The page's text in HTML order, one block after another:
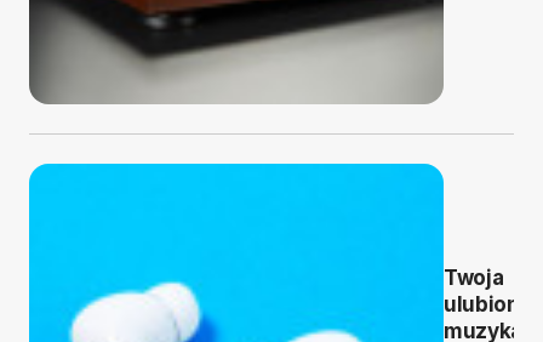
Twoja
ulubiona
muzyka